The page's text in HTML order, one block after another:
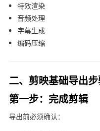
特效渲染
音频处理
字幕生成
编码压缩
二、剪映基础导出步
第一步：完成剪辑
导出前必须确认：